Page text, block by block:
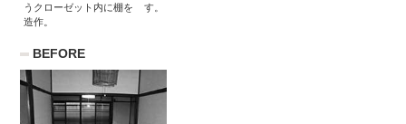
うクローゼット内に棚を
造作。
す。
BEFORE